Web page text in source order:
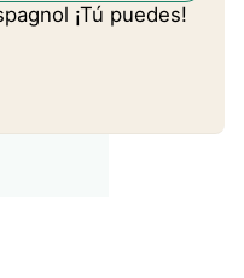
¡Tú puedes!